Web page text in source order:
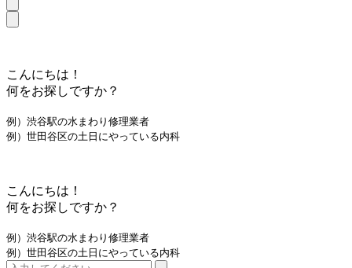
こんにちは！
何をお探しですか？
例）渋谷駅の水まわり修理業者
例）世田谷区の土日にやっている内科
こんにちは！
何をお探しですか？
例）渋谷駅の水まわり修理業者
例）世田谷区の土日にやっている内科